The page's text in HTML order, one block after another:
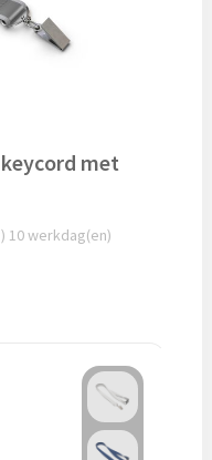
met
10 werkdag(en)